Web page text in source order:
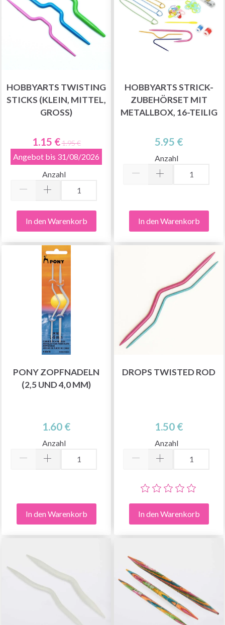
HOBBYARTS TWISTING
STICKS (KLEIN, MITTEL,
GROSS)
1.15 €1.95 €
Angebot bis 31/08/2026
Anzahl
In den Warenkorb
HOBBYARTS STRICK-
ZUBEHÖRSET MIT
METALLBOX, 16-TEILIG
5.95 €
Anzahl
In den Warenkorb
PONY ZOPFNADELN
(2,5 UND 4,0 MM)
1.60 €
Anzahl
In den Warenkorb
DROPS TWISTED ROD
1.50 €
Anzahl
In den Warenkorb